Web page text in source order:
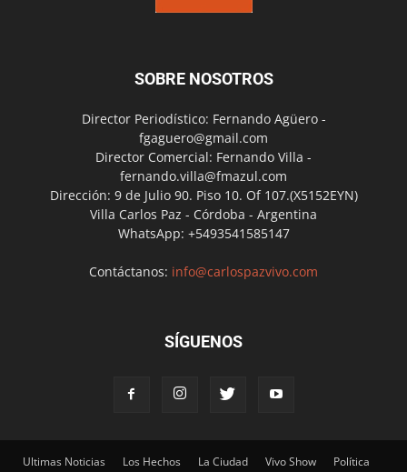
SOBRE NOSOTROS
Director Periodístico: Fernando Agüero -
fgaguero@gmail.com
Director Comercial: Fernando Villa -
fernando.villa@fmazul.com
Dirección: 9 de Julio 90. Piso 10. Of 107.(X5152EYN)
Villa Carlos Paz - Córdoba - Argentina
WhatsApp: +5493541585147
Contáctanos: info@carlospazvivo.com
SÍGUENOS
Ultimas Noticias Los Hechos La Ciudad Vivo Show Política